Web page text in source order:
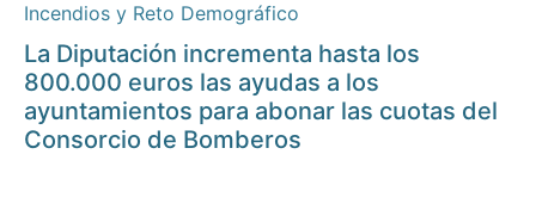
Incendios y Reto Demográfico
La Diputación incrementa hasta los
800.000 euros las ayudas a los
ayuntamientos para abonar las cuotas del
Consorcio de Bomberos